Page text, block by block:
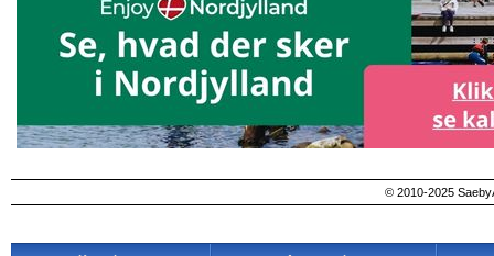
© 2010-2025